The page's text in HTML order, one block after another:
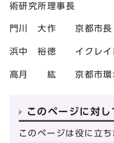
術研究所理事長
門川 大作 京都市長
浜中 裕徳 イクレイ
高月 紘 京都市環境
このページに対
このページは役に立ち